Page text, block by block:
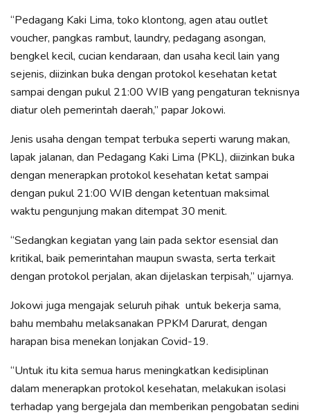
“Pedagang Kaki Lima, toko klontong, agen atau outlet
voucher, pangkas rambut, laundry, pedagang asongan,
bengkel kecil, cucian kendaraan, dan usaha kecil lain yang
sejenis, diizinkan buka dengan protokol kesehatan ketat
sampai dengan pukul 21:00 WIB yang pengaturan teknisnya
diatur oleh pemerintah daerah,” papar Jokowi.
Jenis usaha dengan tempat terbuka seperti warung makan,
lapak jalanan, dan Pedagang Kaki Lima (PKL), diizinkan buka
dengan menerapkan protokol kesehatan ketat sampai
dengan pukul 21:00 WIB dengan ketentuan maksimal
waktu pengunjung makan ditempat 30 menit.
“Sedangkan kegiatan yang lain pada sektor esensial dan
kritikal, baik pemerintahan maupun swasta, serta terkait
dengan protokol perjalan, akan dijelaskan terpisah,” ujarnya.
Jokowi juga mengajak seluruh pihak untuk bekerja sama,
bahu membahu melaksanakan PPKM Darurat, dengan
harapan bisa menekan lonjakan Covid-19.
“Untuk itu kita semua harus meningkatkan kedisiplinan
dalam menerapkan protokol kesehatan, melakukan isolasi
terhadap yang bergejala dan memberikan pengobatan sedini